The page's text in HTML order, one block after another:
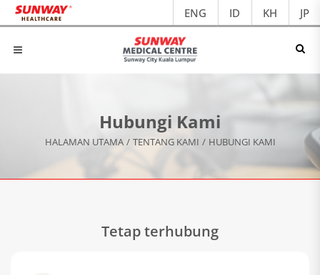
ENG ID KH JP
Hubungi Kami
HALAMAN UTAMA / TENTANG KAMI / HUBUNGI KAMI
Tetap terhubung